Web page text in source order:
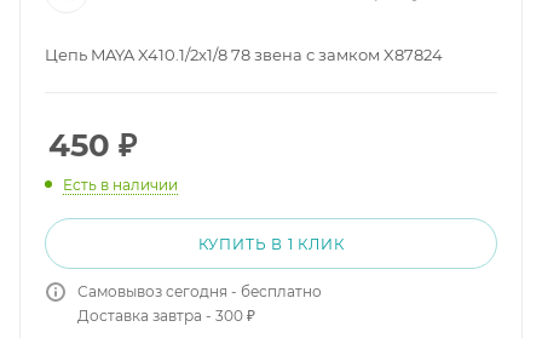
Цепь MAYA X410.1/2x1/8 78 звена с замком X87824
450 ₽
Есть в наличии
КУПИТЬ В 1 КЛИК
Самовывоз сегодня - бесплатно
Доставка завтра - 300 ₽